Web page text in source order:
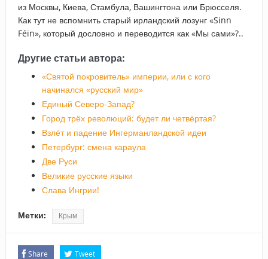
из Москвы, Киева, Стамбула, Вашингтона или Брюсселя.
Как тут не вспомнить старый ирландский лозунг «Sinn
Féin», который дословно и переводится как «Мы сами»?..
Другие статьи автора:
«Святой покровитель» империи, или с кого
начинался «русский мир»
Единый Северо-Запад?
Город трёх революций: будет ли четвёртая?
Взлёт и падение Ингерманландской идеи
Петербург: смена караула
Две Руси
Великие русские языки
Слава Ингрии!
Метки: Крым
Share Tweet